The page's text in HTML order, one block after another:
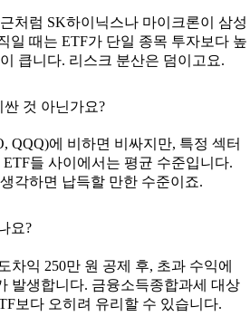
처럼 SK하이닉스나 마이크론이 삼성
일 때는 ETF가 단일 종목 투자보다 높
큽니다. 리스크 분산은 덤이고요.
싼 것 아닌가요?
QQQ)에 비하면 비싸지만, 특정 섹터
들 사이에서는 평균 수준입니다.
각하면 납득할 만한 수준이죠.
요?
차익 250만 원 공제 후, 초과 수익에
발생합니다. 금융소득종합과세 대상
보다 오히려 유리할 수 있습니다.